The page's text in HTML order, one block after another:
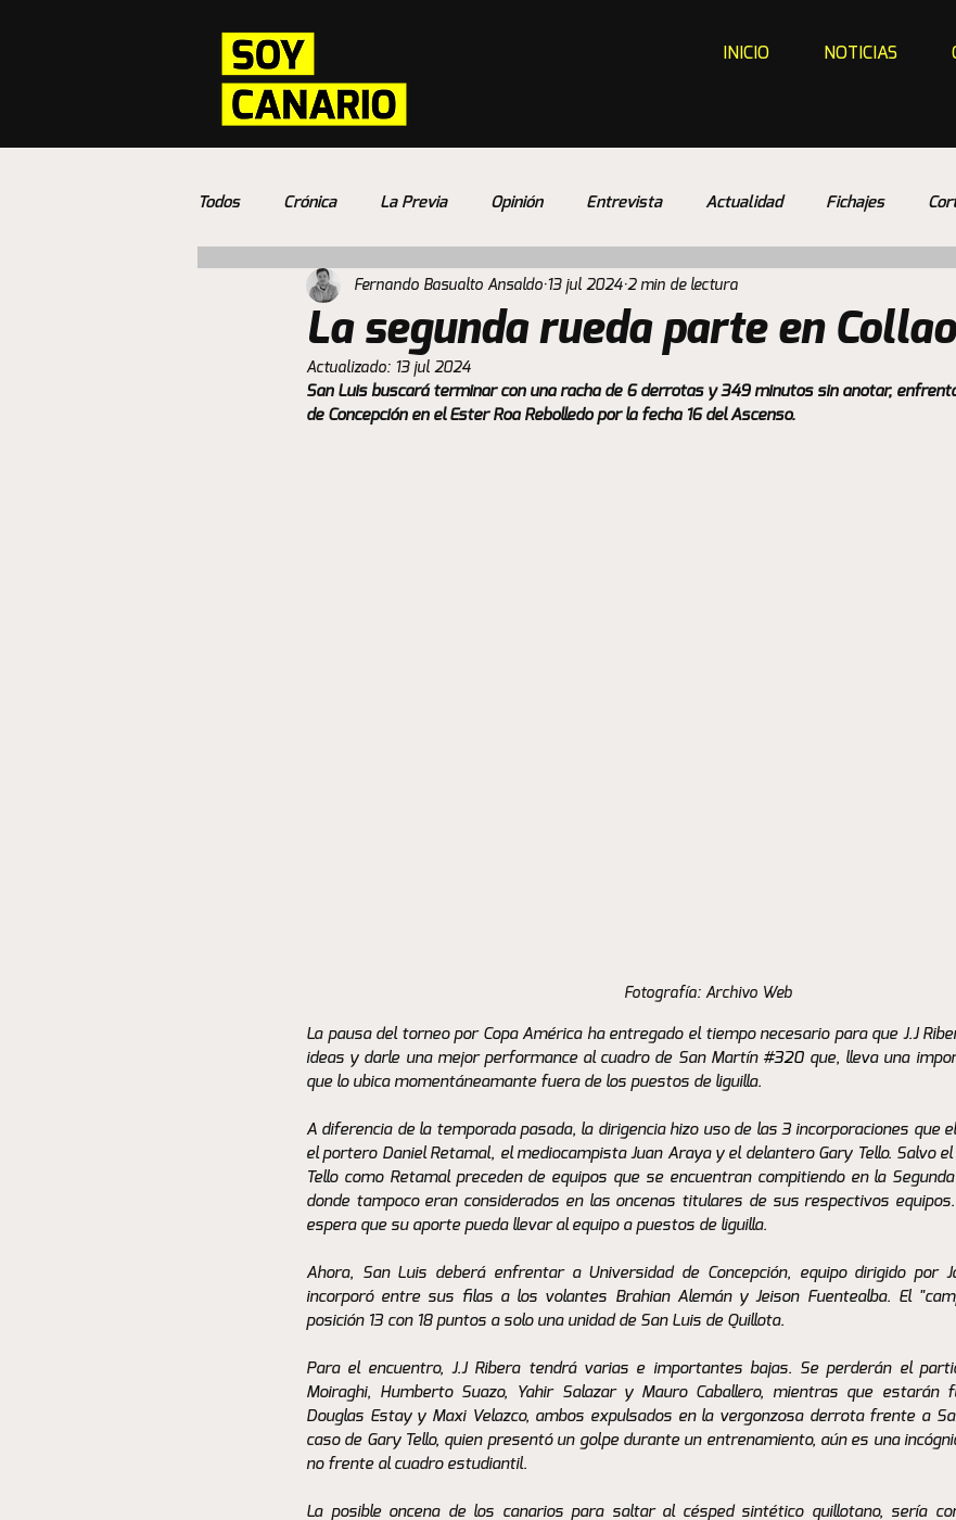
INICIO NOTICIAS
Todos Crónica La Previa Opinión Entrevista Actualidad Fichajes
La segunda rueda parte en Collao
Fernando Basualto Ansaldo 13 jul 2024 2 min de lectura
Actualizado: 13 jul 2024
San Luis buscará terminar con una racha de 6 derrotas y 349 minutos sin anotar,
de Concepción en el Ester Roa Rebolledo por la fecha 16 del Ascenso.
Fotografía: Archivo Web
La pausa del torneo por Copa América ha entregado el tiempo necesario para que J.J
ideas y darle una mejor performance al cuadro de San Martín #320 que, lleva una
que lo ubica momentáneamante fuera de los puestos de liguilla.
A diferencia de la temporada pasada, la dirigencia hizo uso de las 3 incorporaciones que
el portero Daniel Retamal, el mediocampista Juan Araya y el delantero Gary Tello. Salvo
Tello como Retamal preceden de equipos que se encuentran compitiendo en la
donde tampoco eran considerados en las oncenas titulares de sus respectivos
espera que su aporte pueda llevar al equipo a puestos de liguilla.
Ahora, San Luis deberá enfrentar a Universidad de Concepción, equipo dirigido por
incorporó entre sus filas a los volantes Brahian Alemán y Jeison Fuentealba. El
posición 13 con 18 puntos a solo una unidad de San Luis de Quillota.
Para el encuentro, J.J Ribera tendrá varias e importantes bajas. Se perderán el
Moiraghi, Humberto Suazo, Yahir Salazar y Mauro Caballero, mientras que estarán
Douglas Estay y Maxi Velazco, ambos expulsados en la vergonzosa derrota frente a
caso de Gary Tello, quien presentó un golpe durante un entrenamiento, aún es una
no frente al cuadro estudiantil.
La posible oncena de los canarios para saltar al césped sintético quillotano, sería